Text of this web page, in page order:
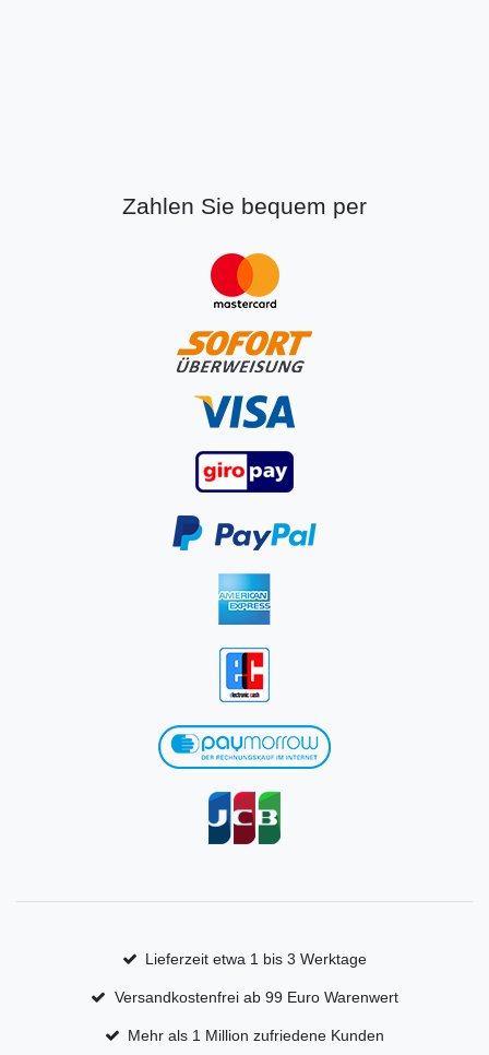
Zahlen Sie bequem per
Lieferzeit etwa 1 bis 3 Werktage
Versandkostenfrei ab 99 Euro Warenwert
Mehr als 1 Million zufriedene Kunden